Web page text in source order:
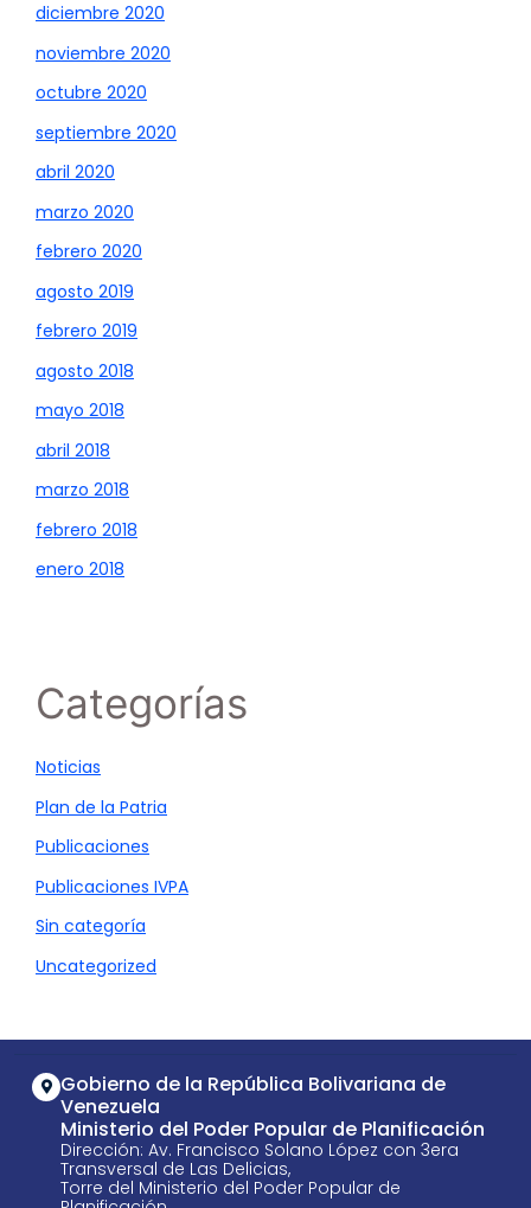
diciembre 2020
noviembre 2020
octubre 2020
septiembre 2020
abril 2020
marzo 2020
febrero 2020
agosto 2019
febrero 2019
agosto 2018
mayo 2018
abril 2018
marzo 2018
febrero 2018
enero 2018
Categorías
Noticias
Plan de la Patria
Publicaciones
Publicaciones IVPA
Sin categoría
Uncategorized
Gobierno de la República Bolivariana de
Venezuela
Ministerio del Poder Popular de Planificación
Dirección: Av. Francisco Solano López con 3era
Transversal de Las Delicias,
Torre del Ministerio del Poder Popular de